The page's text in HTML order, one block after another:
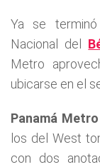
Ya se
Nacional del
Metro
ubicarse en el
Panamá
los del West
con dos